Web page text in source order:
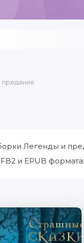
предания
Легенды и
и EPUB